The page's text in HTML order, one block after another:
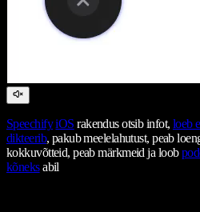
Speechify iOS rakendus otsib infot, loeb
dikteerib, pakub meelelahutust, peab
kokkuvõtteid, peab märkmeid ja loob
kõneksabil